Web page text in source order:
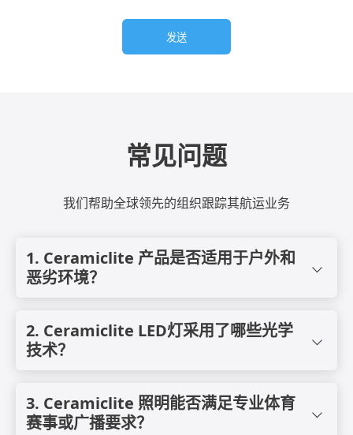
发送
常见问题
我们帮助全球领先的组织跟踪其航运业务
1. Ceramiclite 产品是否适用于户外和
恶劣环境？
洋、工业和农业环境。产品采用坚固的外壳、高防护等级、耐腐蚀
材料和先进的散热管理技术，确保在恶劣条件下稳定运行。
2. Ceramiclite LED灯采用了哪些光学
技术？
现高均匀性、可控眩光和优化的光束分布。多种光束角度可供选
择，以满足体育场馆、港口、仓库和牲畜棚等不同应用的需求。
3. Ceramiclite 照明能否满足专业体育
赛事或广播要求？